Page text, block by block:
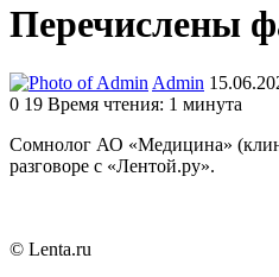
Перечислены
Admin Send
an
0 19 Время чтения: 1 минута
Сомнолог АО «Медицина»
разговоре с «Лентой.ру».
© Lenta.ru